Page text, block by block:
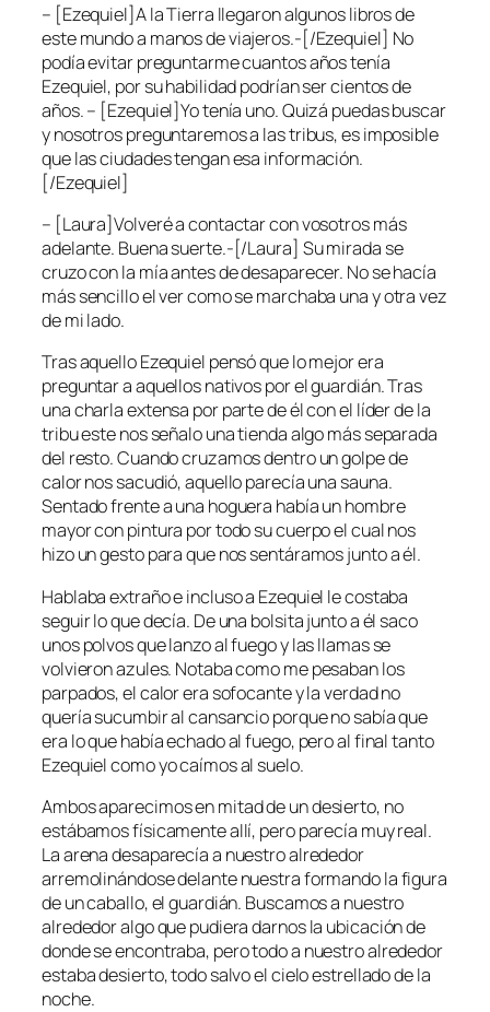
– [Ezequiel]A la Tierra llegaron algunos libros de
este mundo a manos de viajeros.-[/Ezequiel] No
podía evitar preguntarme cuantos años tenía
Ezequiel, por su habilidad podrían ser cientos de
años. – [Ezequiel]Yo tenía uno. Quizá puedas buscar
y nosotros preguntaremos a las tribus, es imposible
que las ciudades tengan esa información.
[/Ezequiel]
– [Laura]Volveré a contactar con vosotros más
adelante. Buena suerte.-[/Laura] Su mirada se
cruzo con la mía antes de desaparecer. No se hacía
más sencillo el ver como se marchaba una y otra vez
de mi lado.
Tras aquello Ezequiel pensó que lo mejor era
preguntar a aquellos nativos por el guardián. Tras
una charla extensa por parte de él con el líder de la
tribu este nos señalo una tienda algo más separada
del resto. Cuando cruzamos dentro un golpe de
calor nos sacudió, aquello parecía una sauna.
Sentado frente a una hoguera había un hombre
mayor con pintura por todo su cuerpo el cual nos
hizo un gesto para que nos sentáramos junto a él.
Hablaba extraño e incluso a Ezequiel le costaba
seguir lo que decía. De una bolsita junto a él saco
unos polvos que lanzo al fuego y las llamas se
volvieron azules. Notaba como me pesaban los
parpados, el calor era sofocante y la verdad no
quería sucumbir al cansancio porque no sabía que
era lo que había echado al fuego, pero al final tanto
Ezequiel como yo caímos al suelo.
Ambos aparecimos en mitad de un desierto, no
estábamos físicamente allí, pero parecía muy real.
La arena desaparecía a nuestro alrededor
arremolinándose delante nuestra formando la figura
de un caballo, el guardián. Buscamos a nuestro
alrededor algo que pudiera darnos la ubicación de
donde se encontraba, pero todo a nuestro alrededor
estaba desierto, todo salvo el cielo estrellado de la
noche.